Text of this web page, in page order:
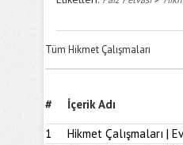
Tüm Hikmet Çalışmaları
# İçerik Adı
1
Hikmet Çalışmaları |